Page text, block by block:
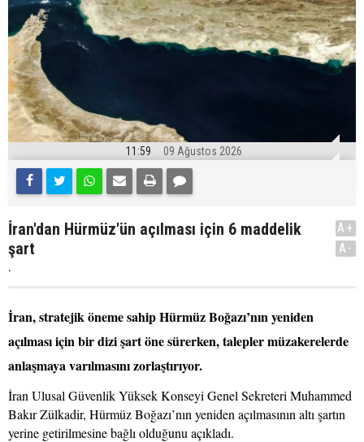
11:59 09 Ağustos 2026
İran'dan Hürmüz'ün açılması için 6 maddelik
şart
.
A+
A-
İran, stratejik öneme sahip Hürmüz Boğazı’nın yeniden
açılması için bir dizi şart öne sürerken, talepler müzakerelerde
anlaşmaya varılmasını zorlaştırıyor.
İran Ulusal Güvenlik Yüksek Konseyi Genel Sekreteri Muhammed
Bakır Zülkadir, Hürmüz Boğazı’nın yeniden açılmasının altı şartın
yerine getirilmesine bağlı olduğunu açıkladı.